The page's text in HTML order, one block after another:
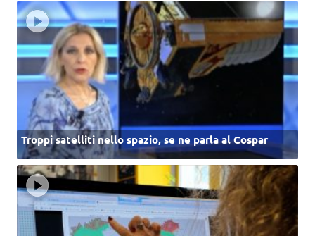
Troppi satelliti nello spazio, se ne parla al Cospar